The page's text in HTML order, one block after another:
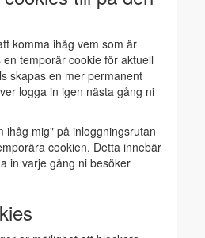
komma ihåg vem som är
temporär cookie för aktuell
skapas en mer permanent
logga in igen nästa gång ni
ihåg mig" på inloggningsrutan
cookien. Detta innebär
in varje gång ni besöker